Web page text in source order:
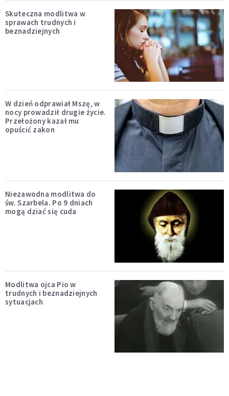
Skuteczna modlitwa w
sprawach trudnych i
beznadziejnych
W dzień odprawiał Mszę, w
nocy prowadził drugie życie.
Przełożony kazał mu
opuścić zakon
Niezawodna modlitwa do
św. Szarbela. Po 9 dniach
mogą dziać się cuda
Modlitwa ojca Pio w
trudnych i beznadziejnych
sytuacjach